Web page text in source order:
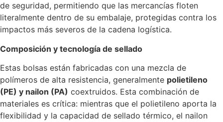
de seguridad, permitiendo que las mercancías floten
literalmente dentro de su embalaje, protegidas contra los
impactos más severos de la cadena logística.
Composición y tecnología de sellado
Estas bolsas están fabricadas con una mezcla de
polímeros de alta resistencia, generalmente polietileno
(PE) y nailon (PA) coextruidos. Esta combinación de
materiales es crítica: mientras que el polietileno aporta la
flexibilidad y la capacidad de sellado térmico, el nailon